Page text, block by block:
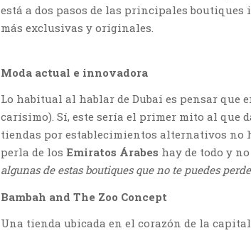
está a dos pasos de las principales
más exclusivas y originales.
Moda actual e innovadora
Lo habitual al hablar de Dubai es pensar que
carísimo). Sí, este sería el primer mito al que
tiendas por establecimientos alternativos no
perla de los Emiratos Árabes hay de todo y
algunas de estas boutiques que no te puedes
Bambah and The Zoo Concept
Una tienda ubicada en el corazón de la